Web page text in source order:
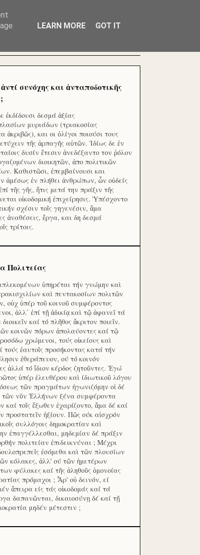
συνόχης και ἀνταποδοτικῆς
ἐκδίδουσι δεσμά ἀξίας
μυριάδων (τριακοσίας
ἀκριβῶς), και οι ὀλίγοι ποιούσι τους
τῆς ἁρπαγῆς αὐτῶν. Ἰδίως δε ἐν
δυσίν ἔτεσιν ἀνεδέξαντο τον ῥόλον
διοικητῶν, ἀπο πολιτικῶν
Καθιστῶσι, ἐπεμβαίνουσι και
ἀμέσως ἐν πλήθει ἀνθρώπων, ὧν οὐδείς
τῆς γῆς, ἥτις μετά την πράξιν τῆς
οἰκοδομική ἐπιχείρησις. Ὑπέσχοντο
σχέσιν τοῖς γηγενέσιν, ἅμα
ἀναθέσεις, ἔργα, και δη δεσμά
τρίτοις.
Πολιτείας
ὑπηρέται τήν γνώμην καὶ
καὶ πεντακοσίων πολιτῶν
οὐχ ὑπέρ τοῦ κοινοῦ συμφέροντος
ἀλλ᾽ ἐπί τῇ ἀδικίᾳ καὶ τῷ ἀφανεῖ τά
καί τό πλῆθος ἄκριτον ποιεῖν.
κοινῶν πόρων ἀπολαύοντες καί τῷ
χρώμενοι, τούς οἰκείους καὶ
τούς ἑαυτοῖς προσήκοντας κατά τήν
ἐθεράπευον, ού τό κοινόν
ἀλλά τό ἴδιον κέρδος ζητοῦντες. Ἐγώ
ὑπέρ ἐλευθέρου καὶ ίδιωτικοῦ λόγου
τῶν πραγμάτων ἠγωνιζόμην οἱ δέ
τῶν νῦν Ἑλλήνων ξένα συμφέροντα
καί τοῖς ἔξωθεν ἐχαρίζοντο, ἅμα δέ καί
προστατεῖν ἠξίουν. Πῶς ούκ αἰσχρόν
συλλόγοις δημοκρατίαν καὶ
ἐπαγγέλλεσθαι, μηδεμίαν δέ πράξιν
πολιτείαν ἐπιδεικνύναι ; Μέχρι
ἐσόμεθα καὶ τῶν πλουσίων
κόλακες, ἀλλ' ού τῶν ἡμετέρων
φύλακες καί τῆς ἀληθοῦς ὁμονοίας
πρόμαχοι ; Ἆρ' οὐ δεινόν, εί
ἄπειρα είς τάς οἰκοδομάς καί τά
δαπανῶνται, δικαιοσύνῃ δέ καί τῇ
μηδέν μέτεστιν ;
LEARN MORE GOT IT